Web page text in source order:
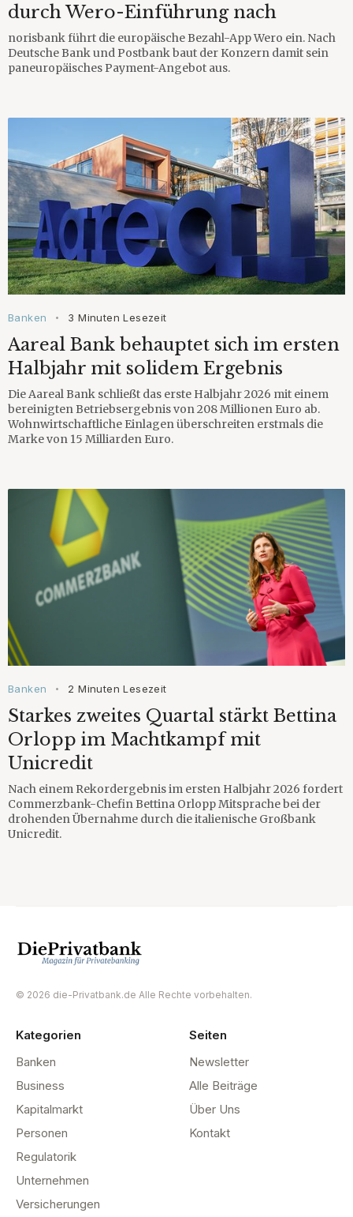
durch Wero-Einführung nach
norisbank führt die europäische Bezahl-App Wero ein. Nach
Deutsche Bank und Postbank baut der Konzern damit sein
paneuropäisches Payment-Angebot aus.
Banken • 3 Minuten Lesezeit
Aareal Bank behauptet sich im ersten
Halbjahr mit solidem Ergebnis
Die Aareal Bank schließt das erste Halbjahr 2026 mit einem
bereinigten Betriebsergebnis von 208 Millionen Euro ab.
Wohnwirtschaftliche Einlagen überschreiten erstmals die
Marke von 15 Milliarden Euro.
Banken • 2 Minuten Lesezeit
Starkes zweites Quartal stärkt Bettina
Orlopp im Machtkampf mit
Unicredit
Nach einem Rekordergebnis im ersten Halbjahr 2026 fordert
Commerzbank-Chefin Bettina Orlopp Mitsprache bei der
drohenden Übernahme durch die italienische Großbank
Unicredit.
© 2026 die-Privatbank.de Alle Rechte vorbehalten.
Kategorien
Banken
Business
Kapitalmarkt
Personen
Regulatorik
Unternehmen
Versicherungen
Seiten
Newsletter
Alle Beiträge
Über Uns
Kontakt